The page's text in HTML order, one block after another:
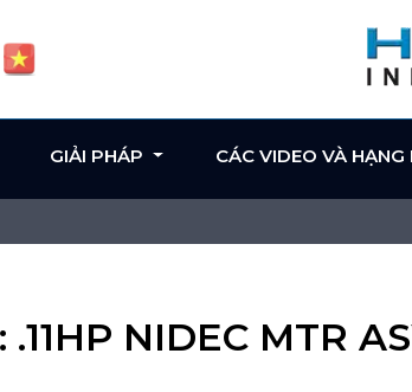
.11HP NIDEC MTR
GIẢI PHÁP CÁC VIDEO VÀ HẠNG